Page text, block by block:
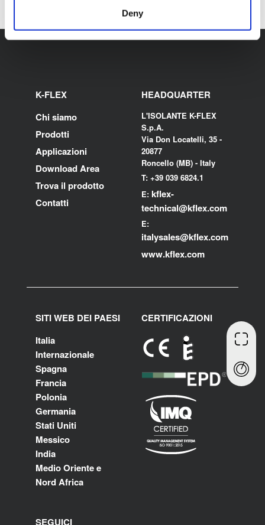
Deny
K-FLEX
Chi siamo
Prodotti
Applicazioni
Download Area
Trova il prodotto
Contatti
HEADQUARTER
L'ISOLANTE K-FLEX
S.p.A.
Via Don Locatelli, 35 -
20877
Roncello (MB) - Italy
T: +39 039 6824.1
E: kflex-
technical@kflex.com
E:
italysales@kflex.com
www.kflex.com
SITI WEB DEI PAESI
Italia
Internazionale
Spagna
Francia
Polonia
Germania
Stati Uniti
Messico
India
Medio Oriente e
Nord Africa
CERTIFICAZIONI
SEGUICI